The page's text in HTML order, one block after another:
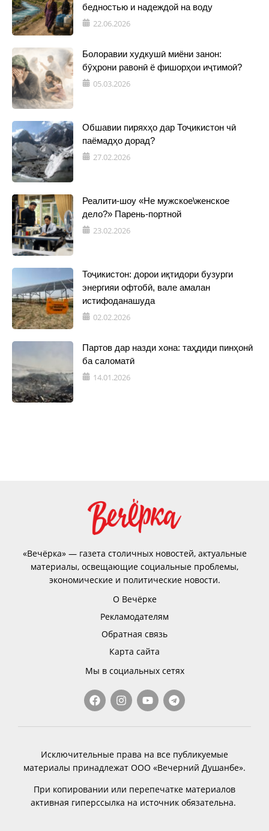
бедностью и надеждой на воду
22.06.2026
Болоравии худкушӣ миёни занон:
бӯҳрони равонӣ ё фишорҳои иҷтимоӣ?
05.03.2026
Обшавии пиряхҳо дар Тоҷикистон чӣ
паёмадҳо дорад?
27.02.2026
Реалити-шоу «Не мужское\женское
дело?» Парень-портной
23.02.2026
Тоҷикистон: дорои иқтидори бузурги
энергияи офтобӣ, вале амалан
истифоданашуда
02.02.2026
Партов дар назди хона: таҳдиди пинҳонӣ
ба саломатӣ
14.01.2026
«Вечёрка» — газета столичных новостей, актуальные
материалы, освещающие социальные проблемы,
экономические и политические новости.
О Вечёрке
Рекламодателям
Обратная связь
Карта сайта
Мы в социальных сетях
Исключительные права на все публикуемые
материалы принадлежат ООО «Вечерний Душанбе».
При копировании или перепечатке материалов
активная гиперссылка на источник обязательна.